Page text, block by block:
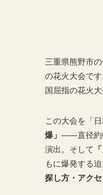
三重県熊野市
の花火大会で
国屈指の花火
この大会を「
爆」 ——直径約
演出。そして
もに爆発する
探し方・アクセ